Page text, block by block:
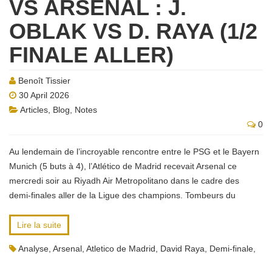
VS ARSENAL : J.
OBLAK VS D. RAYA (1/2
FINALE ALLER)
Benoît Tissier
30 April 2026
Articles Blog
Notes
0
Au lendemain de l’incroyable rencontre entre le PSG et le Bayern
Munich (5 buts à 4), l’Atlético de Madrid recevait Arsenal ce
mercredi soir au Riyadh Air Metropolitano dans le cadre des
demi-finales aller de la Ligue des champions. Tombeurs du
Lire la suite
Analyse Arsenal Atletico de Madrid David Raya Demi-finale